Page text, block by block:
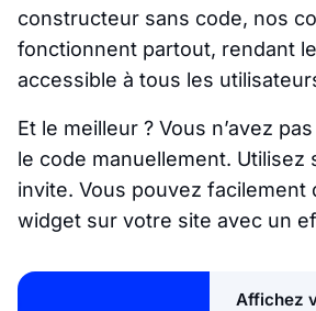
constructeur sans code, nos
fonctionnent partout, rendant
accessible à tous les
Et le meilleur ? Vous n’avez
le code manuellement. Utilisez
invite. Vous pouvez facilement
widget sur votre site avec un
Affichez